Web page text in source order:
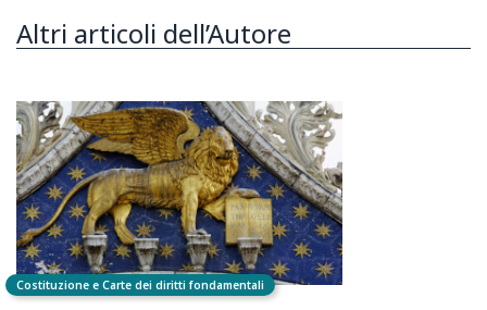
Altri articoli dell’Autore
Costituzione e Carte dei diritti fondamentali